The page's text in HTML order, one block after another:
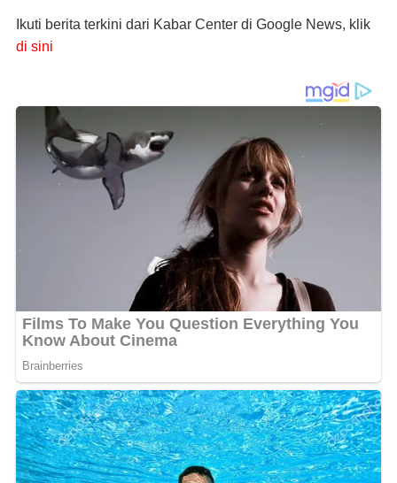
Ikuti berita terkini dari Kabar Center di Google News, klik
di sini